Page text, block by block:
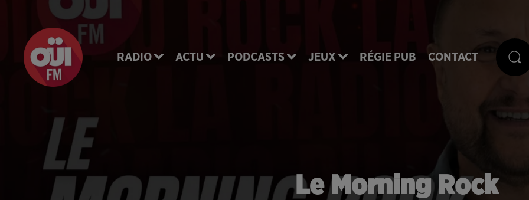
RADIO ACTU PODCASTS JEUX RÉGIE PUB CONTACT
Le Morning Rock